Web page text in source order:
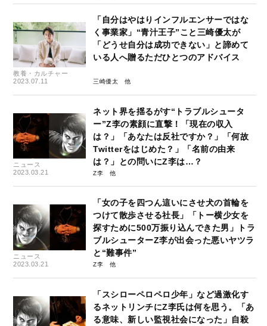
教養・カルチャー
2023.07.11
「自分はやはりインフルエンサーではな
く事業家」“青汁王子”こと三崎優太が
「どうせ自分は成功できない」と諦めて
いる人へ贈るただひとつのアドバイス
三崎優太
ニュース
2023.03.21
ネット界を揺るがす“トラブルシュータ
ー”Z李の素顔に直撃！「現在の収入
は？」「あなたは反社ですか？」「何故
Twitterをはじめた？」「名前の由来
は？」との問いにZ李は…？
Z李
ニュース
2023.03.21
「女の子を四つん這いにさせ犬の首輪を
つけて散歩させる社長」「トー横少女を
探すために500万振り込んできた男」トラ
ブルシューターZ李が出会った悪いヤツラ
と“難事件”
Z李
「スシローペロペロ少年」など過激化す
るネットリンチにZ李氏は何を思う。「あ
る意味、新しい監視社会になった」自殺